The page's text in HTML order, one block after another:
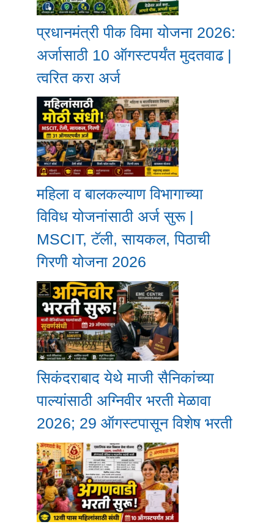
प्रधानमंत्री पीक विमा योजना 2026:
अर्जासाठी 10 ऑगस्टपर्यंत मुदतवाढ |
त्वरित करा अर्ज
महिला व बालकल्याण विभागाच्या
विविध योजनांसाठी अर्ज सुरू |
MSCIT, टॅली, सायकल, पिठाची
गिरणी योजना 2026
सिकंदराबाद येथे माजी सैनिकांच्या
पाल्यांसाठी अग्निवीर भरती मेळावा
2026; 29 ऑगस्टपासून विशेष भरती